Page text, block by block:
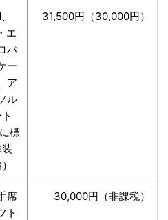
エ
パ
ー
ア
ル
に標
31,500円（30,000円）
席
ト
30,000円（非課税）